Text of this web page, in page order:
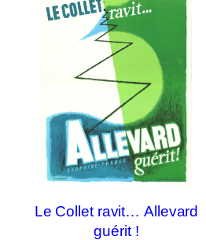
Le Collet ravit… Allevard
guérit !